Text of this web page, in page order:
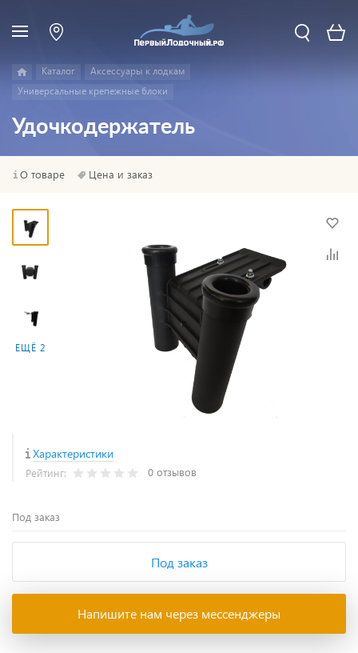
Каталог
Аксессуары к лодкам
Универсальные крепежные блоки
Удочкодержатель
О товаре Цена и заказ
ЕЩЁ 2
Характеристики
Рейтинг: 0 отзывов
Под заказ
Под заказ
Напишите нам через мессенджеры